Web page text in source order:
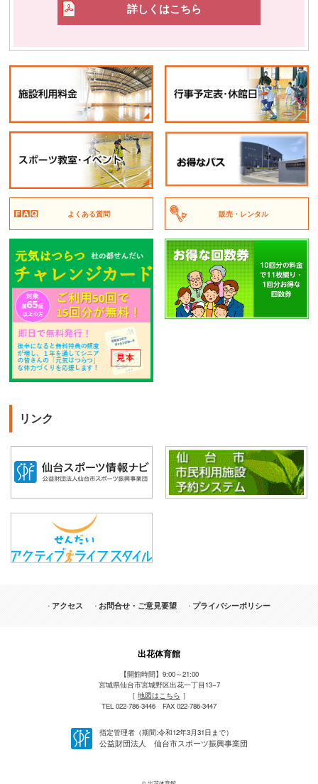
詳しくはこちら
よくある質問 販売・レンタル
リンク
アクセス お問合せ・ご意見要望 プライバシーポリシー
出花体育館
【開館時間】9:00～21:00
宮城県仙台市宮城野区出花一丁目13−7
［ 地図はこちら ］
TEL 022-786-3446 FAX 022-786-3447
指定管理者（期間:令和12年3月31日まで）
公益財団法人 仙台市スポーツ振興事業団